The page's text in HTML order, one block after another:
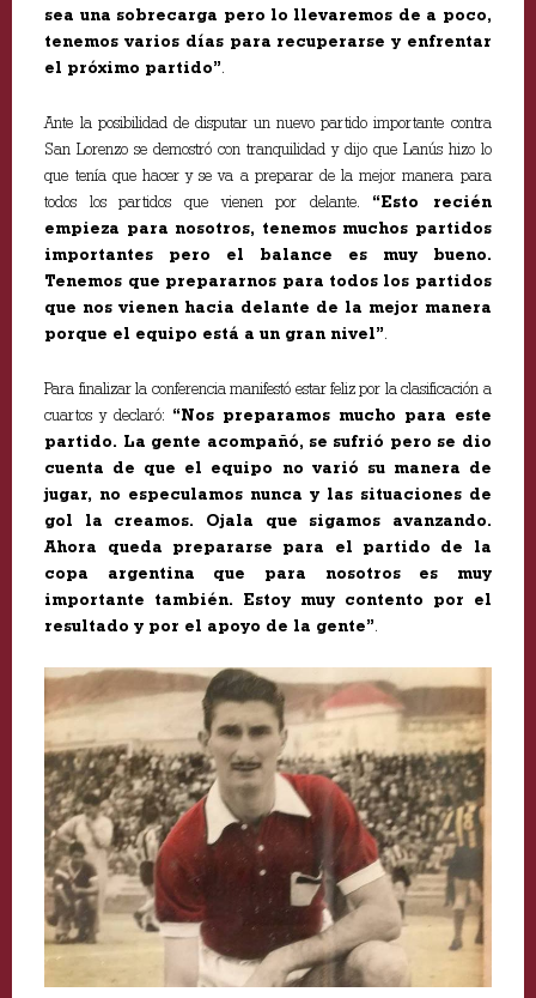
sea una sobrecarga pero lo llevaremos de a poco,
tenemos varios días para recuperarse y enfrentar
el próximo partido”.
Ante la posibilidad de disputar un nuevo partido importante contra
San Lorenzo se demostró con tranquilidad y dijo que Lanús hizo lo
que tenía que hacer y se va a preparar de la mejor manera para
todos los partidos que vienen por delante. “Esto recién
empieza para nosotros, tenemos muchos partidos
importantes pero el balance es muy bueno.
Tenemos que prepararnos para todos los partidos
que nos vienen hacia delante de la mejor manera
porque el equipo está a un gran nivel”.
Para finalizar la conferencia manifestó estar feliz por la clasificación a
cuartos y declaró: “Nos preparamos mucho para este
partido. La gente acompañó, se sufrió pero se dio
cuenta de que el equipo no varió su manera de
jugar, no especulamos nunca y las situaciones de
gol la creamos. Ojala que sigamos avanzando.
Ahora queda prepararse para el partido de la
copa argentina que para nosotros es muy
importante también. Estoy muy contento por el
resultado y por el apoyo de la gente”.